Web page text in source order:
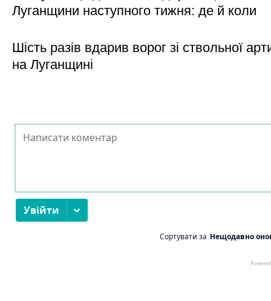
Луганщини наступного тижня: де й коли
Шість разів вдарив ворог зі ствольної
на Луганщині